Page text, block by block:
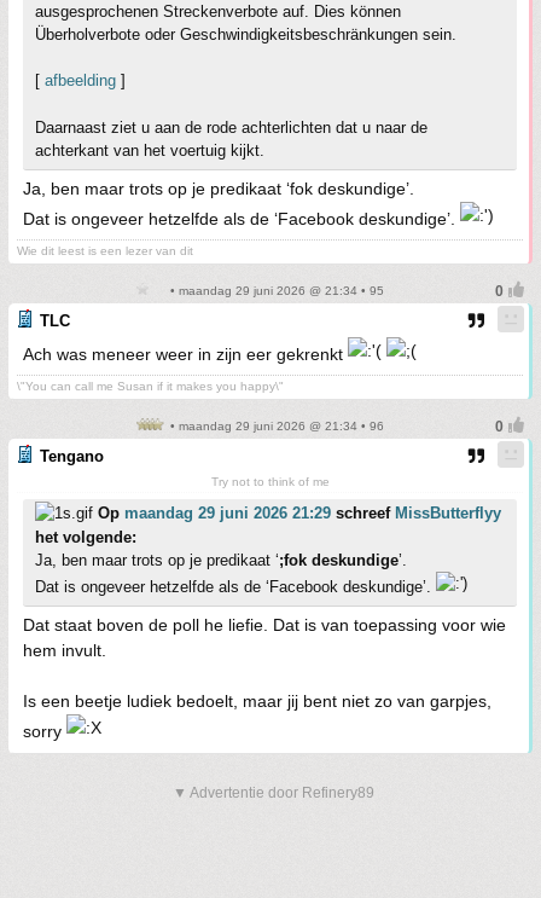
ausgesprochenen Streckenverbote auf. Dies können
Überholverbote oder Geschwindigkeitsbeschränkungen sein.
[ afbeelding ]
Daarnaast ziet u aan de rode achterlichten dat u naar de
achterkant van het voertuig kijkt.
Ja, ben maar trots op je predikaat ‘fok deskundige’.
Dat is ongeveer hetzelfde als de ‘Facebook deskundige’.
Wie dit leest is een lezer van dit
• maandag 29 juni 2026 @ 21:34 • 95
TLC
Ach was meneer weer in zijn eer gekrenkt
\"You can call me Susan if it makes you happy\"
• maandag 29 juni 2026 @ 21:34 • 96
Tengano
Try not to think of me
Op maandag 29 juni 2026 21:29 schreef MissButterflyy
het volgende:
Ja, ben maar trots op je predikaat ‘;fok deskundige’.
Dat is ongeveer hetzelfde als de ‘Facebook deskundige’.
Dat staat boven de poll he liefie. Dat is van toepassing voor wie
hem invult.
Is een beetje ludiek bedoelt, maar jij bent niet zo van garpjes,
sorry
▼ Advertentie door Refinery89